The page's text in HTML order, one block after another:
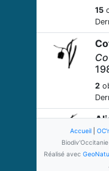
15
2
Accueil|
Réalisé avec